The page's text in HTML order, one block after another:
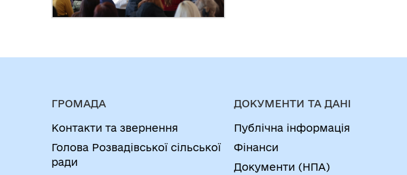
ГРОМАДА
Контакти та звернення
Голова Розвадівської сільської
ради
ДОКУМЕНТИ ТА ДАНІ
Публічна інформація
Фінанси
Документи (НПА)